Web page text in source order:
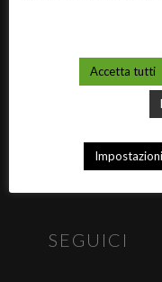
SEGUICI
Accetta tutti